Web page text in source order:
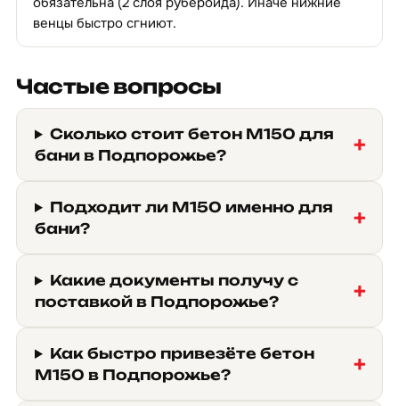
венцы быстро сгниют.
Частые вопросы
Сколько стоит бетон М150 для
бани в Подпорожье?
Подходит ли М150 именно для
бани?
Какие документы получу с
поставкой в Подпорожье?
Как быстро привезёте бетон
М150 в Подпорожье?